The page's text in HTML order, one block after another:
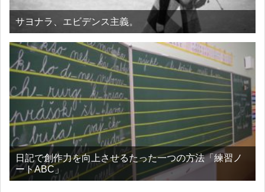
サヨナラ、エビデンス主義。
日記で創作力を向上させるたった一つの方法「練習ノ
ートABC」